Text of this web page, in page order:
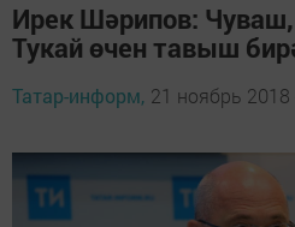
Ирек Шәрипов:
Тукай өчен тавыш
Татар-информ, 21 ноябрь 2018